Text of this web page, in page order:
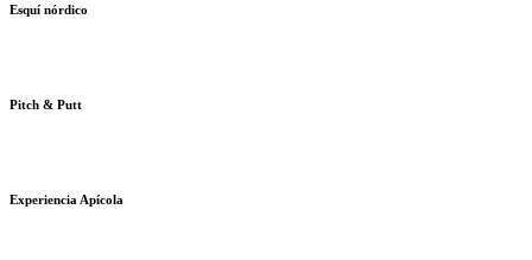
Esquí nórdico
Pitch & Putt
Experiencia Apícola